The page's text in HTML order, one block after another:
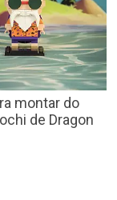
montar do
de Dragon